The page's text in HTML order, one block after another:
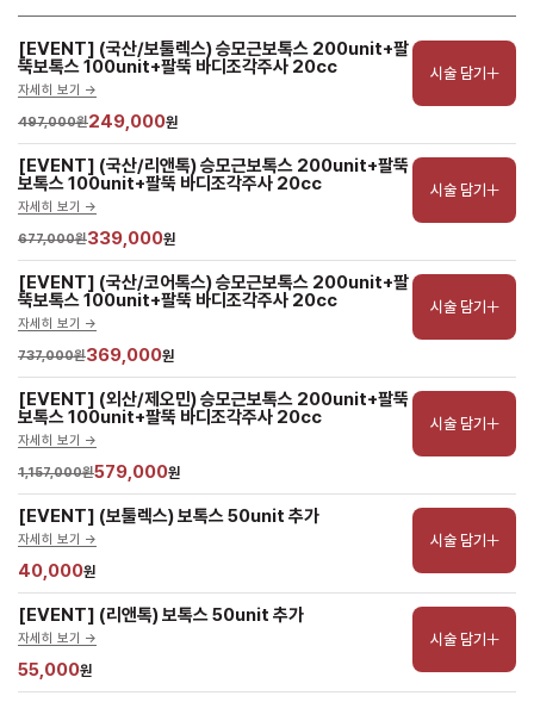
[EVENT] (국산/보툴렉스) 승모근보톡스 200unit+팔
뚝보톡스 100unit+팔뚝 바디조각주사 20cc
자세히 보기 ->
497,000원249,000원
시술 담기
[EVENT] (국산/리앤톡) 승모근보톡스 200unit+팔뚝
보톡스 100unit+팔뚝 바디조각주사 20cc
자세히 보기 ->
677,000원339,000원
시술 담기
[EVENT] (국산/코어톡스) 승모근보톡스 200unit+팔
뚝보톡스 100unit+팔뚝 바디조각주사 20cc
자세히 보기 ->
737,000원369,000원
시술 담기
[EVENT] (외산/제오민) 승모근보톡스 200unit+팔뚝
보톡스 100unit+팔뚝 바디조각주사 20cc
자세히 보기 ->
1,157,000원579,000원
시술 담기
[EVENT] (보툴렉스) 보톡스 50unit 추가
자세히 보기 ->
40,000원
시술 담기
[EVENT] (리앤톡) 보톡스 50unit 추가
자세히 보기 ->
55,000원
시술 담기